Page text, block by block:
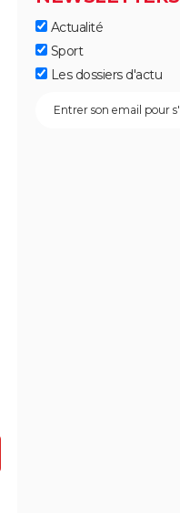
Actualité
Sport
Les dossiers d'actu